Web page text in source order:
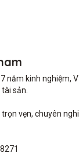
năm kinh
sản.
vẹn, chuyên